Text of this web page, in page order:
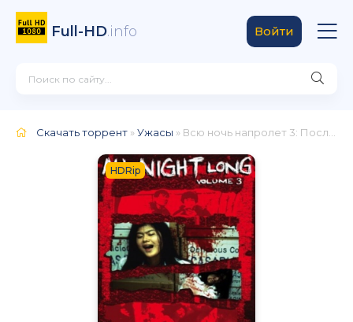
Full-HD.info Войти
Скачать торрент »Ужасы » Всю ночь напролет 3: Последняя глава
HDRip